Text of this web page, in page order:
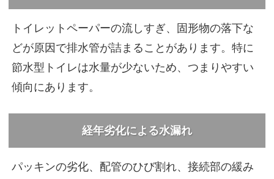
トイレットペーパーの流しすぎ、固形物の落下な
どが原因で排水管が詰まることがあります。特に
節水型トイレは水量が少ないため、つまりやすい
傾向にあります。
経年劣化による水漏れ
パッキンの劣化、配管のひび割れ、接続部の緩み